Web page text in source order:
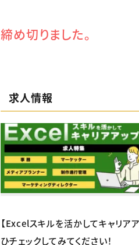
締め切りました。
求人情報
【Excelスキルを活かしてキャリア
ひチェックしてみてください！